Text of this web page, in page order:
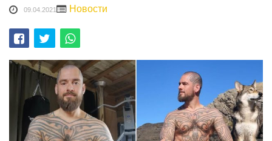
09.04.2021 Новости